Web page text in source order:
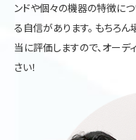
ンドや個々の機器の特徴に
る自信があります。 もちろ
当に評価しますので、オー
さい！